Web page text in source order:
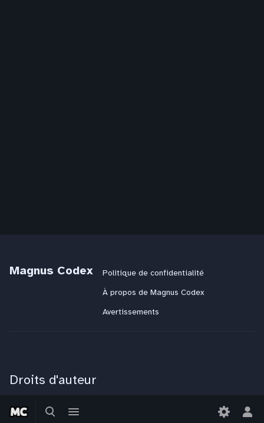
BasculerBasculer
le
Magnus Codex
Politique de confidentialité
À propos de Magnus Codex
Avertissements
Droits d'auteur
JdR:
CC BY-NC-SA 4.0